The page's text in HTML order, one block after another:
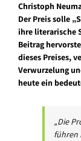
Christoph
Der Preis solle
ihre literarische
Beitrag
dieses Preises,
Verwurzelung
heute ein
„Die
führen